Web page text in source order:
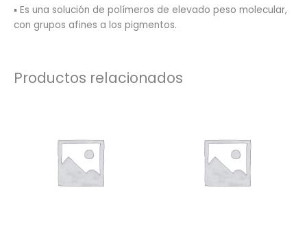
▪ Es una solución de polímeros de elevado peso molecular,
con grupos afines a los pigmentos.
Productos relacionados